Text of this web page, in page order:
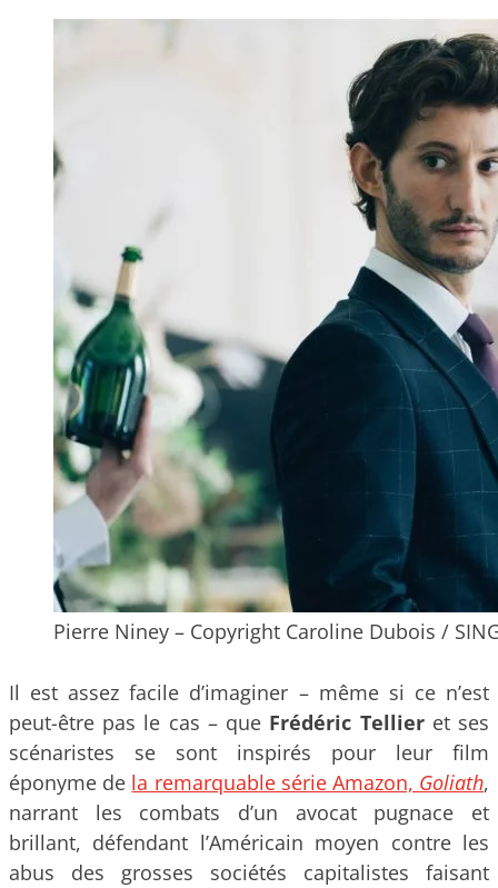
Pierre Niney – Copyright Caroline Dubois /
Il est assez facile d’imaginer – même si ce n’est
peut-être pas le cas – que Frédéric Tellieret ses
scénaristes se sont inspirés pour leur film
éponyme de la remarquable série Amazon, Goliath,
narrant les combats d’un avocat pugnace et
brillant, défendant l’Américain moyen contre les
abus des grosses sociétés capitalistes faisant